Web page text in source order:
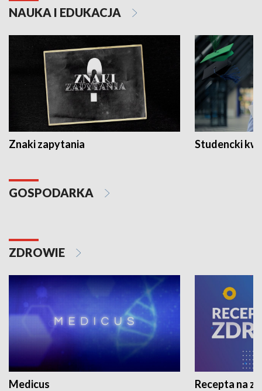
NAUKA I EDUKACJA
Znaki zapytania Studencki
GOSPODARKA
ZDROWIE
Medicus Recepta na